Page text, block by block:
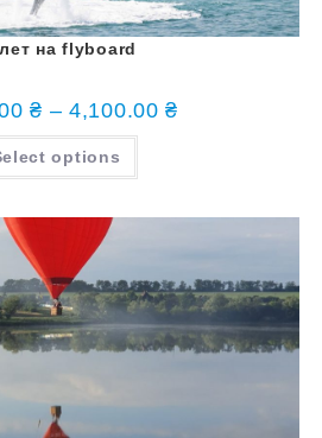
на flyboard
₴ –4,100.00₴
options